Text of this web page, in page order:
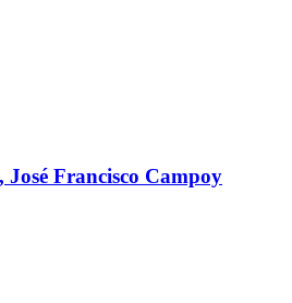
Francisco Campoy